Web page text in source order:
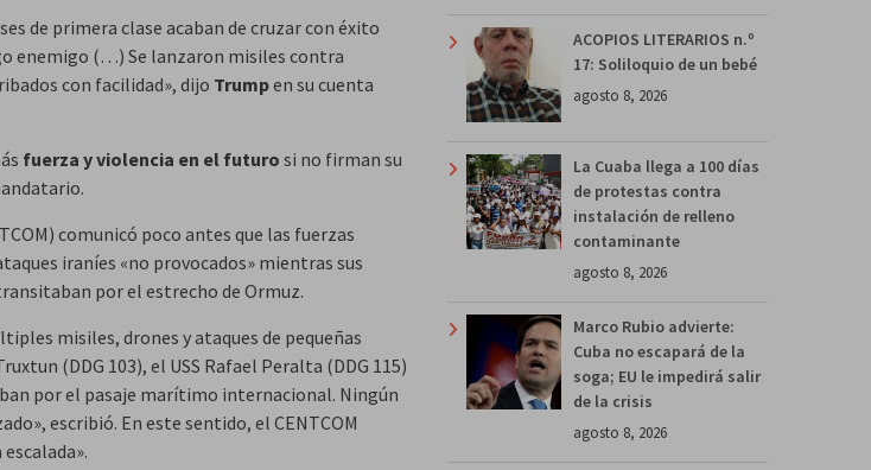
de primera clase acaban de cruzar con éxito
enemigo (…) Se lanzaron misiles contra
con facilidad», dijo Trumpen su cuenta
fuerza y violencia en el futuro si no firman su
comunicó poco antes que las fuerzas
iraníes «no provocados» mientras sus
por el estrecho de Ormuz.
misiles, drones y ataques de pequeñas
(DDG 103), el USS Rafael Peralta (DDG 115)
por el pasaje marítimo internacional. Ningún
escribió. En este sentido, el CENTCOM
escalada».
ACOPIOS LITERARIOS n.º
17: Soliloquio de un bebé
agosto 8, 2026
La Cuaba llega a 100 días
de protestas contra
instalación de relleno
contaminante
agosto 8, 2026
Marco Rubio advierte:
Cuba no escapará de la
soga; EU le impedirá salir
de la crisis
agosto 8, 2026